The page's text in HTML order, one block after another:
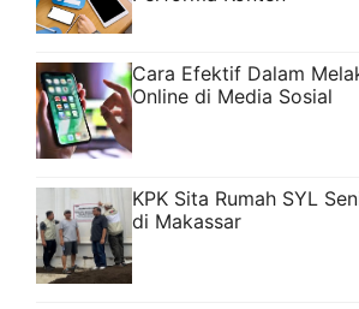
Cara Efektif Dalam
Online di Media Sosial
KPK Sita Rumah SYL
di Makassar